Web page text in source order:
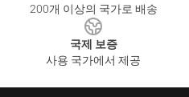
200개 이상의 국가로 배송
국제 보증
사용 국가에서 제공